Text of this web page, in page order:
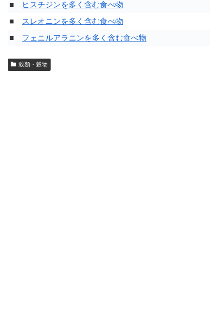
■
ヒスチジンを多く含む食べ物
■
スレオニンを多く含む食べ物
■ フェニルアラニンを多く含む食べ物
穀類・穀物